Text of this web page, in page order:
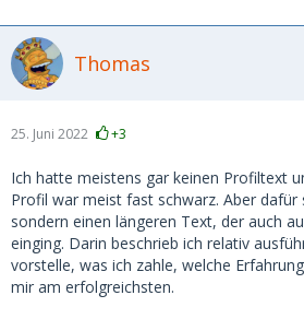
Thomas
25. Juni 2022 +3
Ich hatte meistens gar keinen Profiltext
Profil war meist fast schwarz. Aber dafür
sondern einen längeren Text, der auch
einging. Darin beschrieb ich relativ
vorstelle, was ich zahle, welche
mir am erfolgreichsten.